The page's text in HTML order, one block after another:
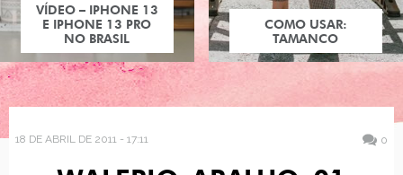
VÍDEO – IPHONE 13
E IPHONE 13 PRO
NO BRASIL
COMO USAR:
TAMANCO
18 DE ABRIL DE 2011 - 17:11 0